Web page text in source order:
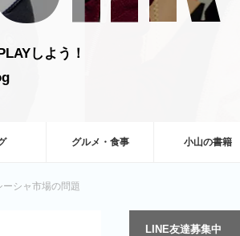
しよう！
グルメ・食事 小山の書籍
シャ市場の問題
LINE友達募集中